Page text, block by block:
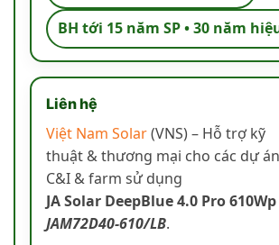
BH tới 15 năm SP • 30 năm
Liên hệ
Việt Nam Solar(VNS) – Hỗ trợ kỹ
thuật & thương mại cho các dự án
C&I & farm sử dụng
JA Solar DeepBlue 4.0 Pro 610Wp
JAM72D40-610/LB.